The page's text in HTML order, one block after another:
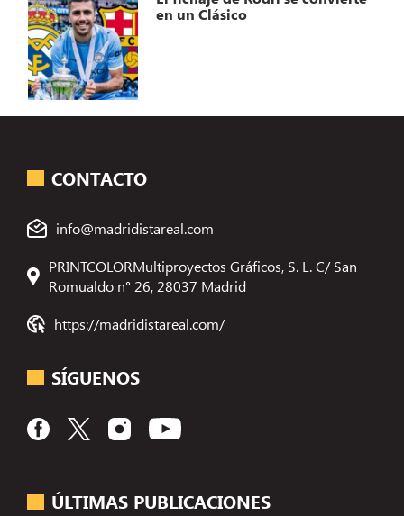
en un Clásico
ÚLTIMAS PUBLICACIONES
CONTACTO
info@madridistareal.com
PRINTCOLORMultiproyectos Gráficos, S. L. C/ San
Romualdo n° 26, 28037 Madrid
https://madridistareal.com/
SÍGUENOS